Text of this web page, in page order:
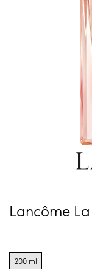
Lancôme
options
for
200 ml